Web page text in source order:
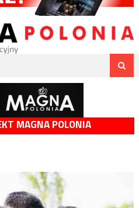
MAGNA POLONIA